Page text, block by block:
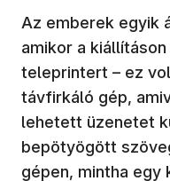
Az emberek egyik
amikor a
teleprintert – ez
távfirkáló gép,
lehetett üzenetet
bepötyögött
gépen, mintha egy